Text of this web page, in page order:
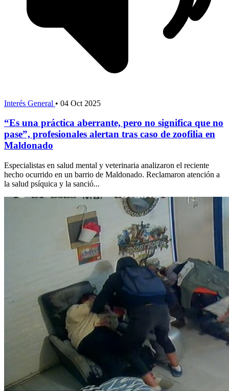
Interés General • 04 Oct 2025
“Es una práctica aberrante, pero no significa que no
pase”, profesionales alertan tras caso de zoofilia en
Maldonado
Especialistas en salud mental y veterinaria analizaron el reciente
hecho ocurrido en un barrio de Maldonado. Reclamaron atención a
la salud psíquica y la sanció...